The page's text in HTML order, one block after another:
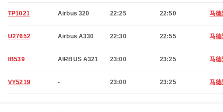
TP1021 Airbus 320 22:25 22:50 马德
U27652 Airbus A330 22:30 22:55 马德
IB539 AIRBUS A321 23:00 23:25 马德
VY5219 - 23:00 23:25 马德